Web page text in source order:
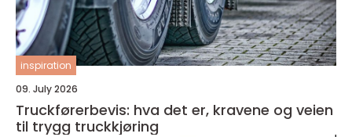
inspiration
09. July 2026
Truckførerbevis: hva det er, kravene og veien
til trygg truckkjøring